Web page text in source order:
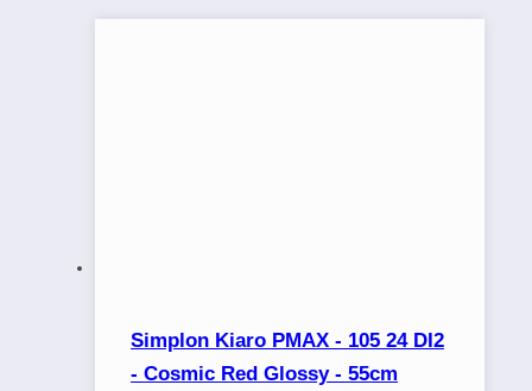
Simplon Kiaro PMAX - 105 24 DI2
- Cosmic Red Glossy - 55cm